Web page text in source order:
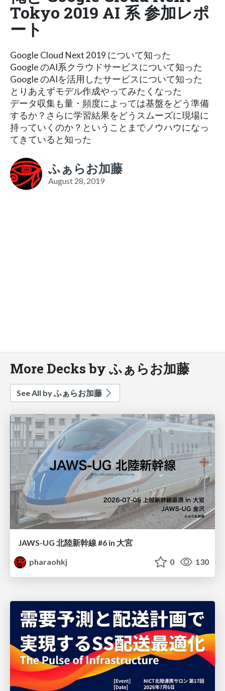
Tokyo 2019 AI 系 参加レポ
ート
Google Cloud Next 2019 について知った
Google のAI系クラウドサービスについて知った
Google のAIを活用したサービスについて知った
とりあえずモデル作成やってみたくなった
データ収集も量・頻度によっては基盤をどう準備
するか？さらに学習結果をどうスムーズに現場に
持っていくのか？ということまでノウハウになっ
てきていると知った
ふぁらお加藤
August 28, 2019
More Decks by ふぁらお加藤
See All by ふぁらお加藤
JAWS-UG 北陸新幹線 #6 in 大宮
pharaohkj
0 130